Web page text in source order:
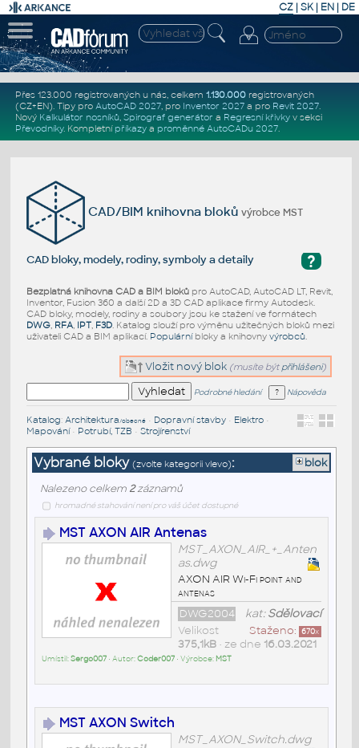
CZ | SK| EN | DE
Přes 123.000 registrovaných u nás, celkem 1.130.000registrovaných
(CZ+EN). Tipy pro AutoCAD 2027, pro Inventor 2027a pro Revit 2027.
Nový Kalkulátor nosníků, Spirograf generátor a Regresní křivkyv sekci
Převodníky. Kompletní příkazya proměnné AutoCADu 2027.
CAD/BIM knihovna blokůvýrobce MST
?
CAD bloky, modely, rodiny, symboly a detaily
Bezplatná knihovna CAD a BIM blokůpro AutoCAD, AutoCAD LT, Revit,
Inventor, Fusion 360 a další 2D a 3D CAD aplikace firmy Autodesk.
CAD bloky, modely, rodiny a soubory jsou ke stažení ve formátech
DWG, RFA, IPT, F3D. Katalog slouží pro výměnu užitečných bloků mezi
uživateli CAD a BIM aplikací. Populárníbloky a knihovny výrobců.
Vložit nový blok (musíte být přihlášeni)
Podrobné hledání Nápověda
Katalog: Architektura/obecné• Dopravní stavby• Elektro•
Mapování• Potrubí, TZB • Strojírenství
Vybrané bloky (zvolte kategorii vlevo): blok
Nalezeno celkem 2záznamů
hromadné stahování není pro váš účet dostupné
MST AXON AIR Antenas
MST_AXON_AIR_+_Anten
as.dwg
AXON AIR Wi-Fi point and
antenas
kat:Sdělovací
DWG2004
Staženo: 670x
Velikost
375,1kB• ze dne 16.03.2021
Umístil:Sergo007• Autor:Coder007• Výrobce: MST
MST AXON Switch
MST_AXON_Switch.dwg